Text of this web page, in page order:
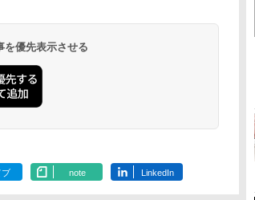
優先表示させる
ブ note LinkedIn